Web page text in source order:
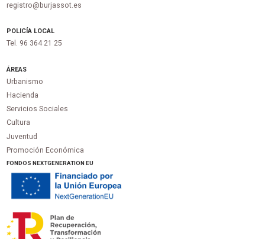
registro@burjassot.es
POLICÍA LOCAL
Tel. 96 364 21 25
ÁREAS
Urbanismo
Hacienda
Servicios Sociales
Cultura
Juventud
Promoción Económica
FONDOS NEXTGENERATION EU